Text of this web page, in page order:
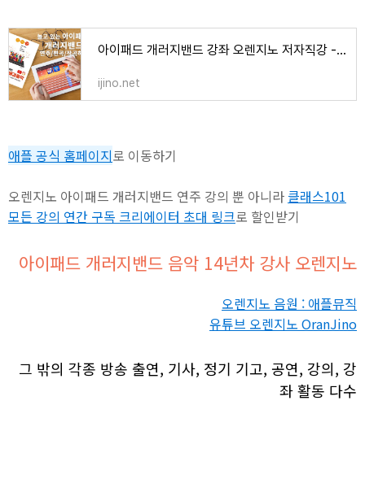
아이패드 개러지밴드 강좌 오렌지노 저자직강 - 오렌지노 OranJino | 음악, 책, 강의
ijino.net
애플 공식 홈페이지로 이동하기
오렌지노 아이패드 개러지밴드 연주 강의 뿐 아니라 클래스101
모든 강의 연간 구독 크리에이터 초대 링크로 할인받기
아이패드 개러지밴드 음악 14년차 강사 오렌지노
오렌지노 음원 : 애플뮤직
유튜브 오렌지노 OranJino
그 밖의 각종 방송 출연, 기사, 정기 기고, 공연, 강의, 강
좌 활동 다수